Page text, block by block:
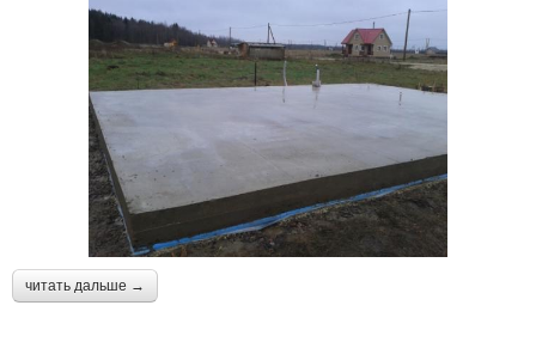
читать дальше →